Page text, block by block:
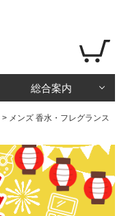
総合案内
> メンズ 香水・フレグランス